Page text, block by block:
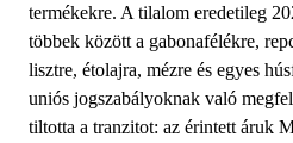
termékekre. A tilalom eredetileg
többek között a gabonafélékre,
lisztre, étolajra, mézre és egyes
uniós jogszabályoknak való
tiltotta a tranzitot: az érintett áruk